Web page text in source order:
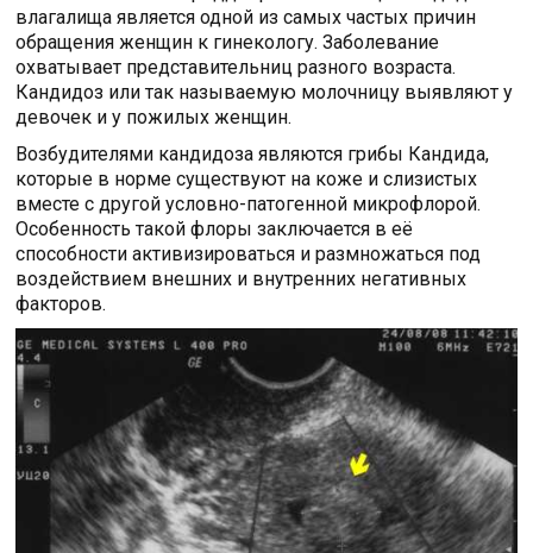
влагалища является одной из самых частых причин
обращения женщин к гинекологу. Заболевание
охватывает представительниц разного возраста.
Кандидоз или так называемую молочницу выявляют у
девочек и у пожилых женщин.
Возбудителями кандидоза являются грибы Кандида,
которые в норме существуют на коже и слизистых
вместе с другой условно-патогенной микрофлорой.
Особенность такой флоры заключается в её
способности активизироваться и размножаться под
воздействием внешних и внутренних негативных
факторов.